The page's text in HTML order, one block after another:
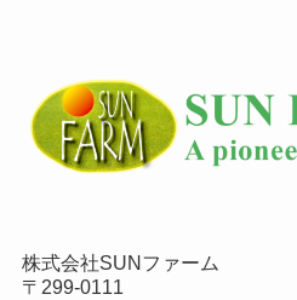
株式会社SUNファーム
〒299-0111